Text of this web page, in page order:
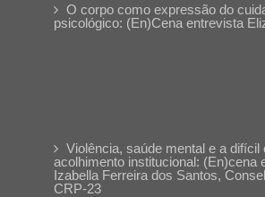
O corpo como expressão do
psicológico: (En)Cena entrevista
Violência, saúde mental e a difícil
acolhimento institucional: (En)cena
Izabella Ferreira dos Santos,
CRP-23